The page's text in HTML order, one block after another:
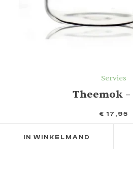
Servies
Theemok –
€ 17,95
IN WINKELMAND